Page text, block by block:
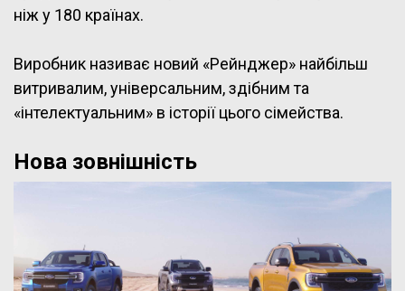
ніж у 180 країнах.
Виробник називає новий «Рейнджер» найбільш
витривалим, універсальним, здібним та
«інтелектуальним» в історії цього сімейства.
Нова зовнішність